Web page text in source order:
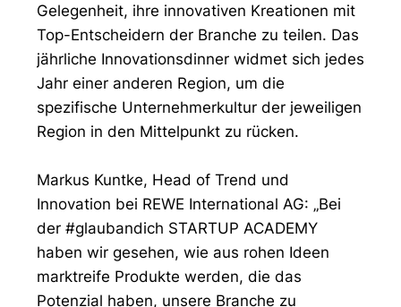
Gelegenheit, ihre innovativen Kreationen mit
Top-Entscheidern der Branche zu teilen. Das
jährliche Innovationsdinner widmet sich jedes
Jahr einer anderen Region, um die
spezifische Unternehmerkultur der jeweiligen
Region in den Mittelpunkt zu rücken.
Markus Kuntke, Head of Trend und
Innovation bei REWE International AG: „Bei
der #glaubandich STARTUP ACADEMY
haben wir gesehen, wie aus rohen Ideen
marktreife Produkte werden, die das
Potenzial haben, unsere Branche zu